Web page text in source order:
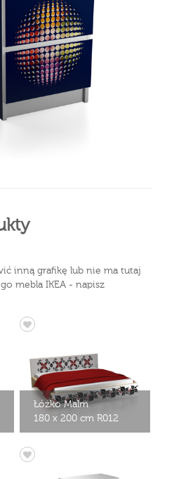
inną grafikę lub nie ma tutaj
mebla IKEA - napisz
Łóżko Malm
180 x 200 cm R012